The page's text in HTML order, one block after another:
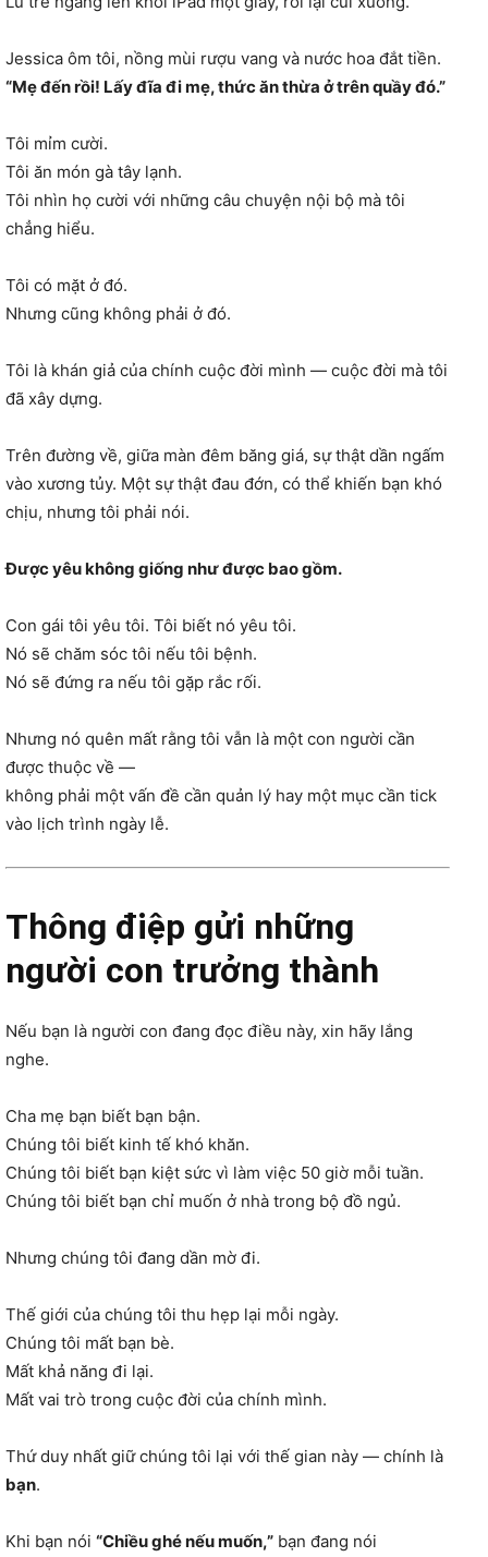
Jessica ôm tôi, nồng mùi rượu vang và nước hoa đắt tiền.
“Mẹ đến rồi! Lấy đĩa đi mẹ, thức ăn thừa ở trên quầy đó.”
Tôi mỉm cười.
Tôi ăn món gà tây lạnh.
Tôi nhìn họ cười với những câu chuyện nội bộ mà tôi
chẳng hiểu.
Tôi có mặt ở đó.
Nhưng cũng không phải ở đó.
Tôi là khán giả của chính cuộc đời mình — cuộc đời mà tôi
đã xây dựng.
Trên đường về, giữa màn đêm băng giá, sự thật dần ngấm
vào xương tủy. Một sự thật đau đớn, có thể khiến bạn khó
chịu, nhưng tôi phải nói.
Được yêu không giống như được bao gồm.
Con gái tôi yêu tôi. Tôi biết nó yêu tôi.
Nó sẽ chăm sóc tôi nếu tôi bệnh.
Nó sẽ đứng ra nếu tôi gặp rắc rối.
Nhưng nó quên mất rằng tôi vẫn là một con người cần
được thuộc về —
không phải một vấn đề cần quản lý hay một mục cần tick
vào lịch trình ngày lễ.
Thông điệp gửi những
người con trưởng thành
Nếu bạn là người con đang đọc điều này, xin hãy lắng
nghe.
Cha mẹ bạn biết bạn bận.
Chúng tôi biết kinh tế khó khăn.
Chúng tôi biết bạn kiệt sức vì làm việc 50 giờ mỗi tuần.
Chúng tôi biết bạn chỉ muốn ở nhà trong bộ đồ ngủ.
Nhưng chúng tôi đang dần mờ đi.
Thế giới của chúng tôi thu hẹp lại mỗi ngày.
Chúng tôi mất bạn bè.
Mất khả năng đi lại.
Mất vai trò trong cuộc đời của chính mình.
Thứ duy nhất giữ chúng tôi lại với thế gian này — chính là
bạn.
Khi bạn nói “Chiều ghé nếu muốn,” bạn đang nói